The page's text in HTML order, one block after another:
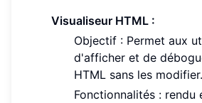
Visualiseur HTML :
Objectif : Permet aux
d'afficher et de
HTML sans les modifier.
Fonctionnalités : rendu